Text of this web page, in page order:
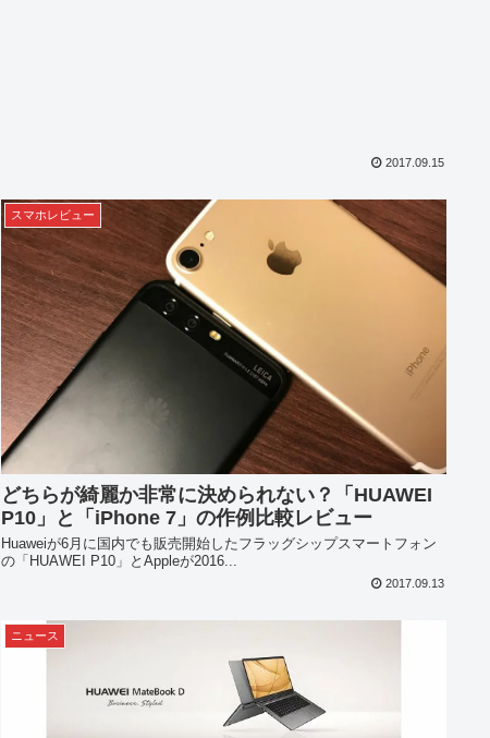
2017.09.15
スマホレビュー
どちらが綺麗か非常に決められない？「HUAWEI
P10」と「iPhone 7」の作例比較レビュー
Huaweiが6月に国内でも販売開始したフラッグシップスマートフォン
の「HUAWEI P10」とAppleが2016...
2017.09.13
ニュース